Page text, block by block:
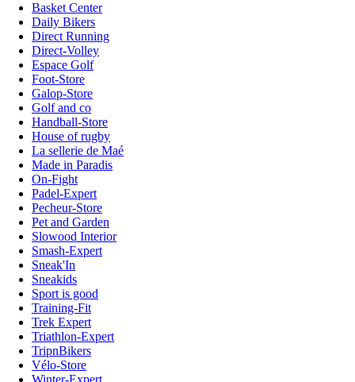
Basket Center
Daily Bikers
Direct Running
Direct-Volley
Espace Golf
Foot-Store
Galop-Store
Golf and co
Handball-Store
House of rugby
La sellerie de Maé
Made in Paradis
On-Fight
Padel-Expert
Pecheur-Store
Pet and Garden
Slowood Interior
Smash-Expert
Sneak'In
Sneakids
Sport is good
Training-Fit
Trek Expert
Triathlon-Expert
TripnBikers
Vélo-Store
Winter-Expert